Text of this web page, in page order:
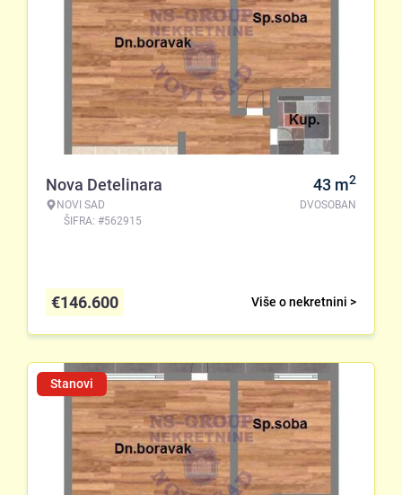
Nova Detelinara
NOVI SAD
ŠIFRA: #562915
43 m2
DVOSOBAN
Više o nekretnini >
€146.600
Stanovi